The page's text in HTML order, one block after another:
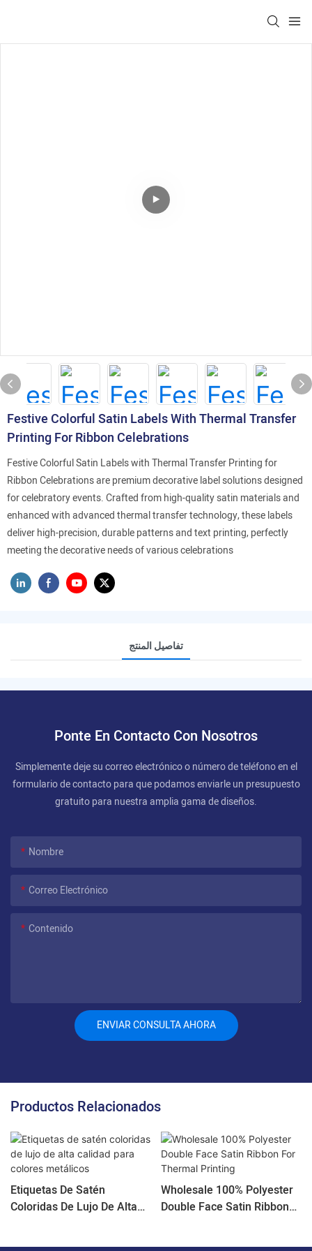
Festive Colorful Satin Labels With Thermal Transfer
Printing For Ribbon Celebrations
Festive Colorful Satin Labels with Thermal Transfer Printing for
Ribbon Celebrations are premium decorative label solutions designed
for celebratory events. Crafted from high-quality satin materials and
enhanced with advanced thermal transfer technology, these labels
deliver high-precision, durable patterns and text printing, perfectly
meeting the decorative needs of various celebrations
تفاصيل المنتج
Ponte En Contacto Con Nosotros
Simplemente deje su correo electrónico o número de teléfono en el
formulario de contacto para que podamos enviarle un presupuesto
gratuito para nuestra amplia gama de diseños.
Nombre
Correo Electrónico
Contenido
ENVIAR CONSULTA AHORA
Productos Relacionados
Etiquetas De Satén
Coloridas De Lujo De Alta
Wholesale 100% Polyester
Double Face Satin Ribbon